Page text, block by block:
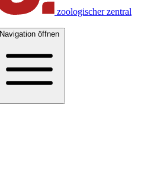
zoologischer zentral
Navigation öffnen